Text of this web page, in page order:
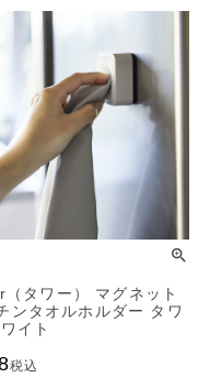
タワー） マグネット
ンタオルホルダー タワ
イト
税込